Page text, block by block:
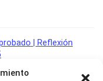
| Reflexión